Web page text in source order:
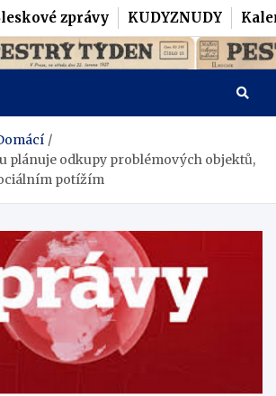
zprávy KUDYZNUDY
plánuje odkupy problémových objektů,
potížím